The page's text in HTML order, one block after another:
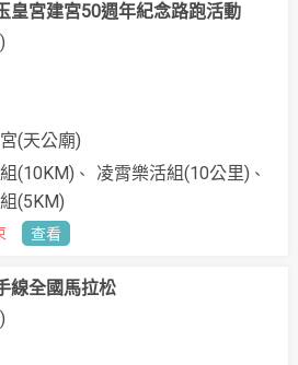
皇宮建宮50週年紀念路跑活動
(天公廟)
(10KM)
凌霄樂活組(10公里)
(5KM)
查看
線全國馬拉松